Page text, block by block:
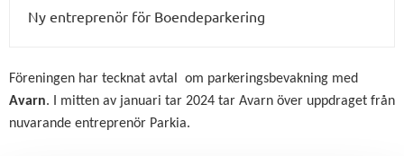
Ny entreprenör för Boendeparkering
Föreningen har tecknat avtal om parkeringsbevakning med
Avarn. I mitten av januari tar 2024 tar Avarn över uppdraget från
nuvarande entreprenör Parkia.